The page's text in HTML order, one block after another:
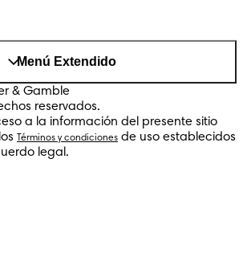
region
Menú Extendido
& Gamble
reservados.
a la información del presente sitio
Términos y condiciones de uso establecidos
legal.